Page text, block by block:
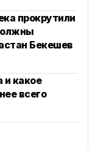
прокрутили
Бекешев
и какое
всего